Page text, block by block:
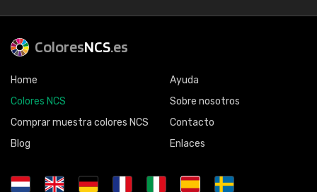
ColoresNCS.es
Home
Colores NCS
Comprar muestra colores NCS
Blog
Ayuda
Sobre nosotros
Contacto
Enlaces